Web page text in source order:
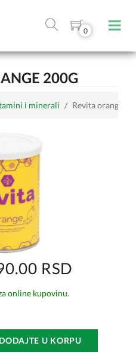
0
200G
i minerali Revita orange
RSD
online kupovinu.
DODAJTE U KORPU